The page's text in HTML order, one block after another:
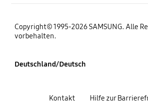
Copyright© 1995-2026 SAMSUNG. Alle
vorbehalten.
Deutschland/Deutsch
Kontakt Hilfe zur